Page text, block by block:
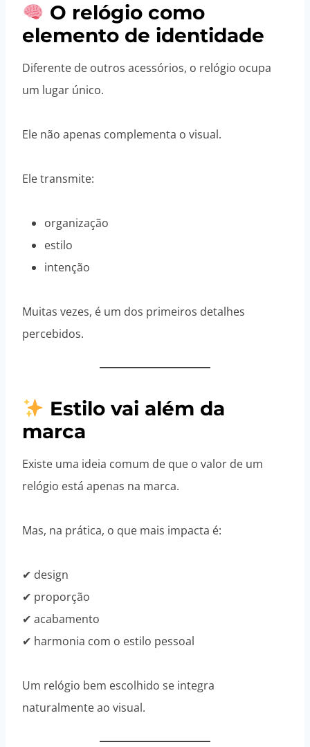
O relógio como
elemento de identidade
Diferente de outros acessórios, o relógio ocupa
um lugar único.
Ele não apenas complementa o visual.
Ele transmite:
organização
estilo
intenção
Muitas vezes, é um dos primeiros detalhes
percebidos.
Estilo vai além da
marca
Existe uma ideia comum de que o valor de um
relógio está apenas na marca.
Mas, na prática, o que mais impacta é:
✔ design
✔ proporção
✔ acabamento
✔ harmonia com o estilo pessoal
Um relógio bem escolhido se integra
naturalmente ao visual.